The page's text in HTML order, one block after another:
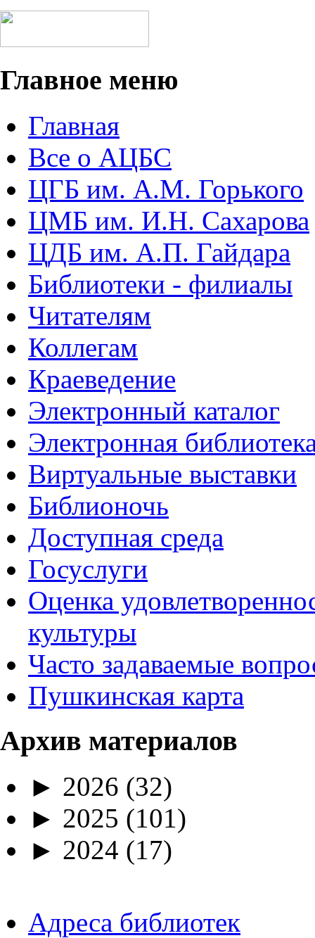
Главное меню
Главная
Все о АЦБС
ЦГБ им. А.М. Горького
ЦМБ им. И.Н. Сахарова
ЦДБ им. А.П. Гайдара
Библиотеки - филиалы
Читателям
Коллегам
Краеведение
Электронный каталог
Электронная
Виртуальные выставки
Библионочь
Доступная среда
Госуслуги
Оценка
культуры
Часто задаваемые
Пушкинская карта
Архив материалов
► 2026 (32)
► 2025 (101)
► 2024 (17)
Адреса библиотек